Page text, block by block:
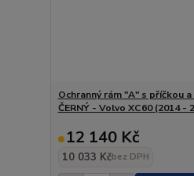
Ochranný rám "A" s příčkou
ČERNÝ - Volvo XC60 (2014 -
12 140 Kč
10 033 Kčbez DPH